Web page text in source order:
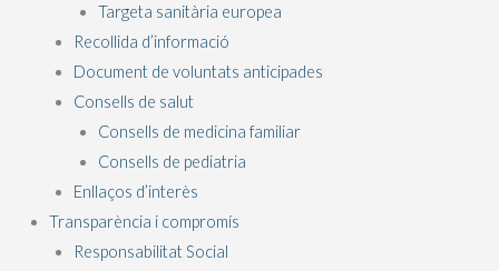
Targeta sanitària europea
Recollida d’informació
Document de voluntats anticipades
Consells de salut
Consells de medicina familiar
Consells de pediatria
Enllaços d’interès
Transparència i compromís
Responsabilitat Social